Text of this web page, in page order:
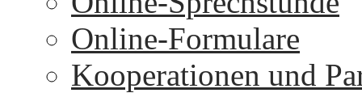
Online-Formulare
Kooperationen und